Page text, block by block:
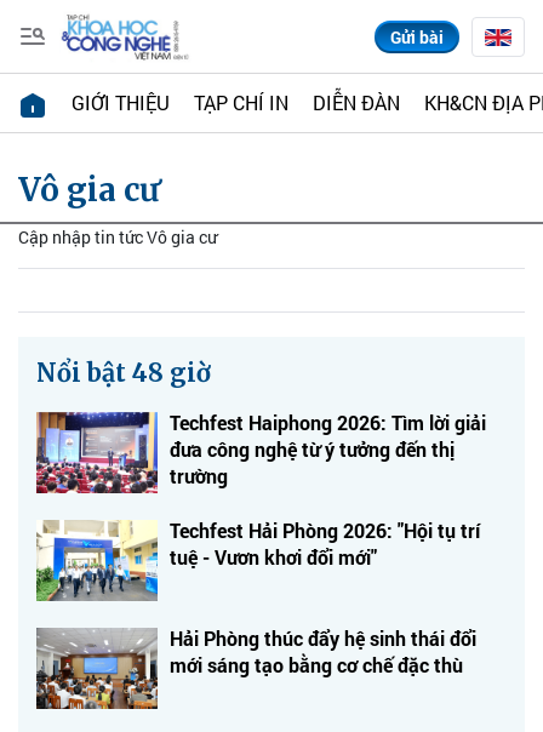
Gửi bài
GIỚI THIỆU TẠP CHÍ IN DIỄN ĐÀN KH&CN ĐỊA
Vô gia cư
Cập nhập tin tức Vô gia cư
Nổi bật 48 giờ
Techfest Haiphong 2026: Tìm lời giải
đưa công nghệ từ ý tưởng đến thị
trường
Techfest Hải Phòng 2026: "Hội tụ trí
tuệ - Vươn khơi đổi mới"
Hải Phòng thúc đẩy hệ sinh thái đổi
mới sáng tạo bằng cơ chế đặc thù